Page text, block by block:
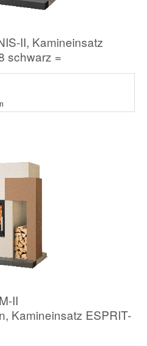
II, Kamineinsatz
schwarz =
II
Kamineinsatz ESPRIT-